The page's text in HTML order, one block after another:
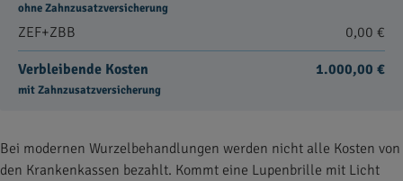
ohne Zahnzusatzversicherung
ZEF+ZBB 0,00 €
Verbleibende Kosten
mit Zahnzusatzversicherung
1.000,00 €
Bei modernen Wurzelbehandlungen werden nicht alle Kosten von
den Krankenkassen bezahlt. Kommt eine Lupenbrille mit Licht